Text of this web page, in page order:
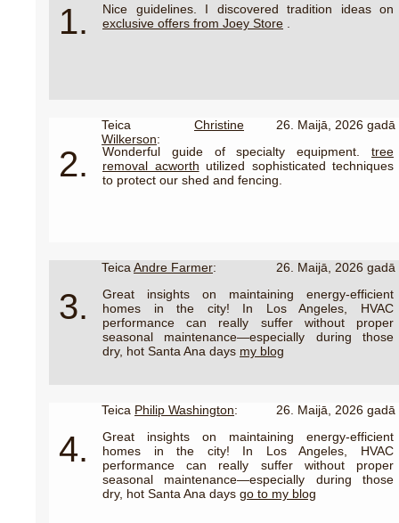
1.
Nice guidelines. I discovered tradition ideas on
exclusive offers from Joey Store
2.
Teica Christine
Wilkerson:
26. Maijā, 2026 gadā
Wonderful guide of specialty equipment. tree
removal acworth utilized sophisticated techniques
to protect our shed and fencing.
3.
Teica Andre Farmer:
26. Maijā, 2026 gadā
Great insights on maintaining energy-efficient
homes in the city! In Los Angeles, HVAC
performance can really suffer without proper
seasonal maintenance—especially during those
dry, hot Santa Ana days my blog
4.
Teica Philip Washington:
26. Maijā, 2026 gadā
Great insights on maintaining energy-efficient
homes in the city! In Los Angeles, HVAC
performance can really suffer without proper
seasonal maintenance—especially during those
dry, hot Santa Ana days go to my blog